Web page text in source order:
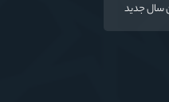
سال جدید